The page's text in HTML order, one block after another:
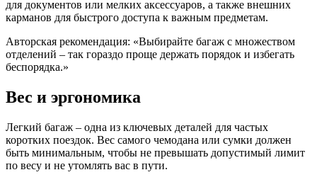
для документов или мелких аксессуаров, а также внешних
карманов для быстрого доступа к важным предметам.
Авторская рекомендация: «Выбирайте багаж с множеством
отделений – так гораздо проще держать порядок и избегать
беспорядка.»
Вес и эргономика
Легкий багаж – одна из ключевых деталей для частых
коротких поездок. Вес самого чемодана или сумки должен
быть минимальным, чтобы не превышать допустимый лимит
по весу и не утомлять вас в пути.